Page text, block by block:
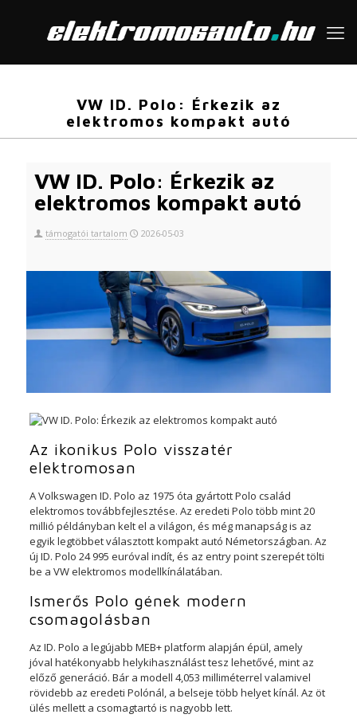
VW ID. Polo: Érkezik az
elektromos kompakt autó
VW ID. Polo: Érkezik az
elektromos kompakt autó
támogatói tartalom 2026-05-03
Az ikonikus Polo visszatér
elektromosan
A Volkswagen ID. Polo az 1975 óta gyártott Polo család
elektromos továbbfejlesztése. Az eredeti Polo több mint 20
millió példányban kelt el a világon, és még manapság is az
egyik legtöbbet választott kompakt autó Németországban. Az
új ID. Polo 24 995 euróval indít, és az entry point szerepét tölti
be a VW elektromos modellkínálatában.
Ismerős Polo gének modern
csomagolásban
Az ID. Polo a legújabb MEB+ platform alapján épül, amely
jóval hatékonyabb helykihasználást tesz lehetővé, mint az
előző generáció. Bár a modell 4,053 milliméterrel valamivel
rövidebb az eredeti Polónál, a belseje több helyet kínál. Az öt
ülés mellett a csomagtartó is nagyobb lett.